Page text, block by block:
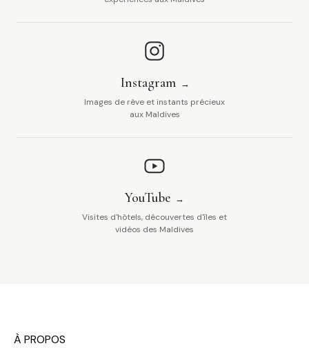
Instagram
Images de rêve et instants précieux
aux Maldives
YouTube
Visites d'hôtels, découvertes d'îles et
vidéos des Maldives
À PROPOS